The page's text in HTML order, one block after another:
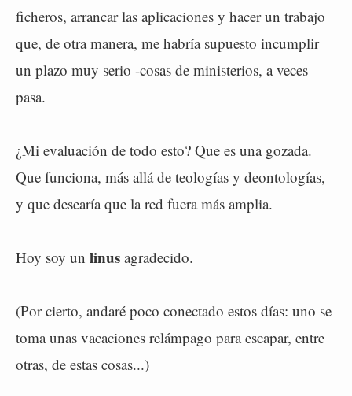
ficheros, arrancar las aplicaciones y hacer un trabajo
que, de otra manera, me habría supuesto incumplir
un plazo muy serio -cosas de ministerios, a veces
pasa.
¿Mi evaluación de todo esto? Que es una gozada.
Que funciona, más allá de teologías y deontologías,
y que desearía que la red fuera más amplia.
Hoy soy un linus agradecido.
(Por cierto, andaré poco conectado estos días: uno se
toma unas vacaciones relámpago para escapar, entre
otras, de estas cosas...)